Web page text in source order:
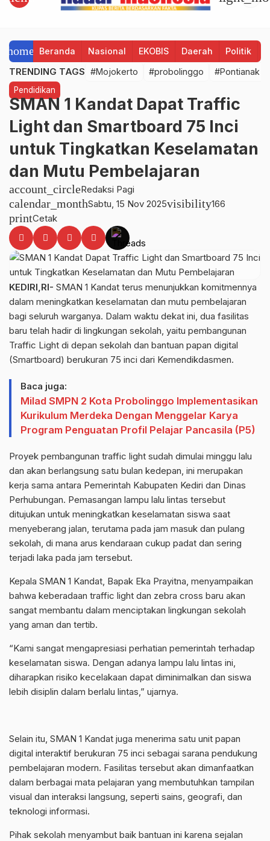
home Beranda Nasional EKOBIS Daerah Politik
TRENDING TAGS #Mojokerto #probolinggo #Pontianak
Pendidikan
SMAN 1 Kandat Dapat Traffic
Light dan Smartboard 75 Inci
untuk Tingkatkan Keselamatan
dan Mutu Pembelajaran
account_circleRedaksi Pagi
calendar_monthSabtu, 15 Nov 2025visibility166
printCetak
KEDIRI,RI- SMAN 1 Kandat terus menunjukkan komitmennya
dalam meningkatkan keselamatan dan mutu pembelajaran
bagi seluruh warganya. Dalam waktu dekat ini, dua fasilitas
baru telah hadir di lingkungan sekolah, yaitu pembangunan
Traffic Light di depan sekolah dan bantuan papan digital
(Smartboard) berukuran 75 inci dari Kemendikdasmen.
Baca juga:
Milad SMPN 2 Kota Probolinggo Implementasikan
Kurikulum Merdeka Dengan Menggelar Karya
Program Penguatan Profil Pelajar Pancasila (P5)
Proyek pembangunan traffic light sudah dimulai minggu lalu
dan akan berlangsung satu bulan kedepan, ini merupakan
kerja sama antara Pemerintah Kabupaten Kediri dan Dinas
Perhubungan. Pemasangan lampu lalu lintas tersebut
ditujukan untuk meningkatkan keselamatan siswa saat
menyeberang jalan, terutama pada jam masuk dan pulang
sekolah, di mana arus kendaraan cukup padat dan sering
terjadi laka pada jam tersebut.
Kepala SMAN 1 Kandat, Bapak Eka Prayitna, menyampaikan
bahwa keberadaan traffic light dan zebra cross baru akan
sangat membantu dalam menciptakan lingkungan sekolah
yang aman dan tertib.
“Kami sangat mengapresiasi perhatian pemerintah terhadap
keselamatan siswa. Dengan adanya lampu lalu lintas ini,
diharapkan risiko kecelakaan dapat diminimalkan dan siswa
lebih disiplin dalam berlalu lintas,” ujarnya.
Selain itu, SMAN 1 Kandat juga menerima satu unit papan
digital interaktif berukuran 75 inci sebagai sarana pendukung
pembelajaran modern. Fasilitas tersebut akan dimanfaatkan
dalam berbagai mata pelajaran yang membutuhkan tampilan
visual dan interaksi langsung, seperti sains, geografi, dan
teknologi informasi.
Pihak sekolah menyambut baik bantuan ini karena sejalan